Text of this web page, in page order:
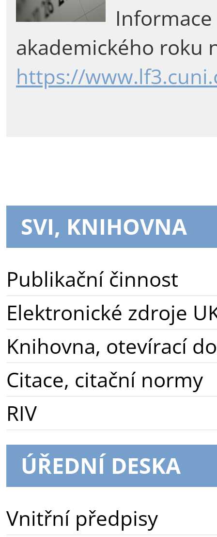
akademického roku
https://
SVI, KNIHOVNA
Publikační činnost
Elektronické zdroje
Knihovna, otevírací
Citace, citační normy
RIV
ÚŘEDNÍ DESKA
Vnitřní předpisy